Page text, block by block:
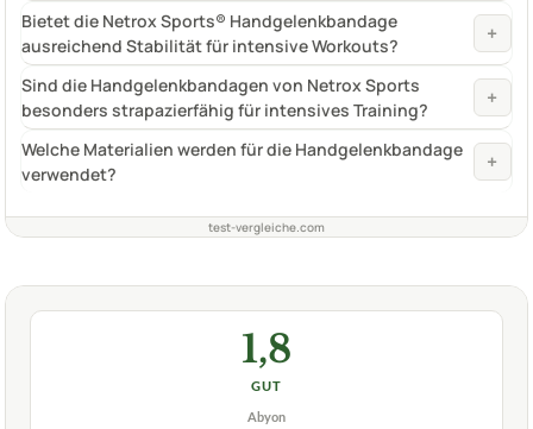
Bietet die Netrox Sports® Handgelenkbandage
ausreichend Stabilität für intensive Workouts?
+
Sind die Handgelenkbandagen von Netrox Sports
besonders strapazierfähig für intensives Training?
+
Welche Materialien werden für die Handgelenkbandage
verwendet?
+
test-vergleiche.com
1,8
GUT
Abyon